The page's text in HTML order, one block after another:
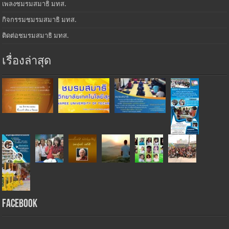
เพลงชมรมสมาธิ มทส.
กิจกรรมชมรมสมาธิ มทส.
ติดต่อชมรมสมาธิ มทส.
เรื่องล่าสุด
Facebook